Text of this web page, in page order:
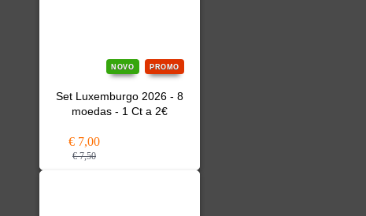
NOVO PROMO
Set Luxemburgo 2026 - 8
moedas - 1 Ct a 2€
€ 7,00
€ 7,50